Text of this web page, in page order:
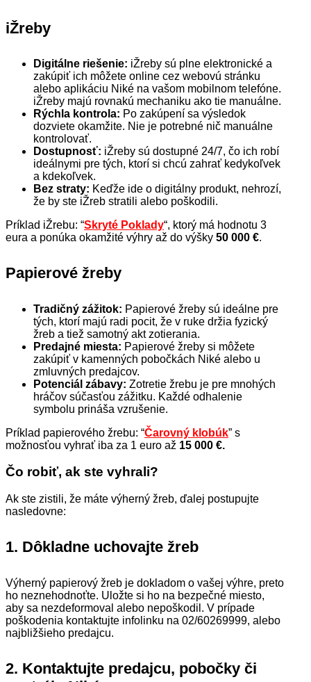
iŽreby
Digitálne riešenie: iŽreby sú plne elektronické a
zakúpiť ich môžete online cez webovú stránku
alebo aplikáciu Niké na vašom mobilnom telefóne.
iŽreby majú rovnakú mechaniku ako tie manuálne.
Rýchla kontrola: Po zakúpení sa výsledok
dozviete okamžite. Nie je potrebné nič manuálne
kontrolovať.
Dostupnosť: iŽreby sú dostupné 24/7, čo ich robí
ideálnymi pre tých, ktorí si chcú zahrať kedykoľvek
a kdekoľvek.
Bez straty: Keďže ide o digitálny produkt, nehrozí,
že by ste iŽreb stratili alebo poškodili.
Príklad iŽrebu: “Skryté Poklady“, ktorý má hodnotu 3
eura a ponúka okamžité výhry až do výšky 50 000 €.
Papierové žreby
Tradičný zážitok: Papierové žreby sú ideálne pre
tých, ktorí majú radi pocit, že v ruke držia fyzický
žreb a tiež samotný akt zotierania.
Predajné miesta: Papierové žreby si môžete
zakúpiť v kamenných pobočkách Niké alebo u
zmluvných predajcov.
Potenciál zábavy: Zotretie žrebu je pre mnohých
hráčov súčasťou zážitku. Každé odhalenie
symbolu prináša vzrušenie.
Príklad papierového žrebu: “Čarovný klobúk” s
možnosťou vyhrať iba za 1 euro až 15 000 €.
Čo robiť, ak ste vyhrali?
Ak ste zistili, že máte výherný žreb, ďalej postupujte
nasledovne:
1. Dôkladne uchovajte žreb
Výherný papierový žreb je dokladom o vašej výhre, preto
ho neznehodnoťte. Uložte si ho na bezpečné miesto,
aby sa nezdeformoval alebo nepoškodil. V prípade
poškodenia kontaktujte infolinku na 02/60269999, alebo
najbližšieho predajcu.
2. Kontaktujte predajcu, pobočky či